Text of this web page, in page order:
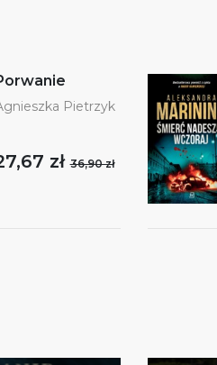
Pietrzyk
zł36,90 zł